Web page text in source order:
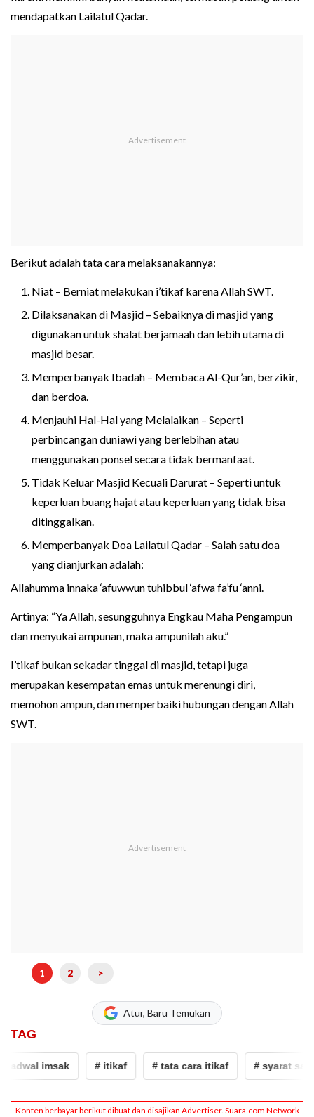
mendapatkan Lailatul Qadar.
Berikut adalah tata cara melaksanakannya:
Niat – Berniat melakukan i’tikaf karena Allah SWT.
Dilaksanakan di Masjid – Sebaiknya di masjid yang
digunakan untuk shalat berjamaah dan lebih utama di
masjid besar.
Memperbanyak Ibadah – Membaca Al-Qur’an, berzikir,
dan berdoa.
Menjauhi Hal-Hal yang Melalaikan – Seperti
perbincangan duniawi yang berlebihan atau
menggunakan ponsel secara tidak bermanfaat.
Tidak Keluar Masjid Kecuali Darurat – Seperti untuk
keperluan buang hajat atau keperluan yang tidak bisa
ditinggalkan.
Memperbanyak Doa Lailatul Qadar – Salah satu doa
yang dianjurkan adalah:
Allahumma innaka ‘afuwwun tuhibbul ‘afwa fa’fu ‘anni.
Artinya: “Ya Allah, sesungguhnya Engkau Maha Pengampun
dan menyukai ampunan, maka ampunilah aku.”
I’tikaf bukan sekadar tinggal di masjid, tetapi juga
merupakan kesempatan emas untuk merenungi diri,
memohon ampun, dan memperbaiki hubungan dengan Allah
SWT.
1 2 >
Atur, Baru Temukan
TAG
imsak # itikaf # tata cara itikaf # syarat sah